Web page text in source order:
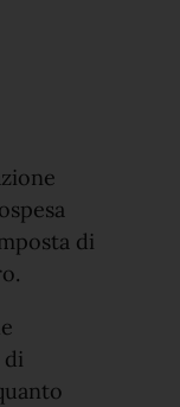
di